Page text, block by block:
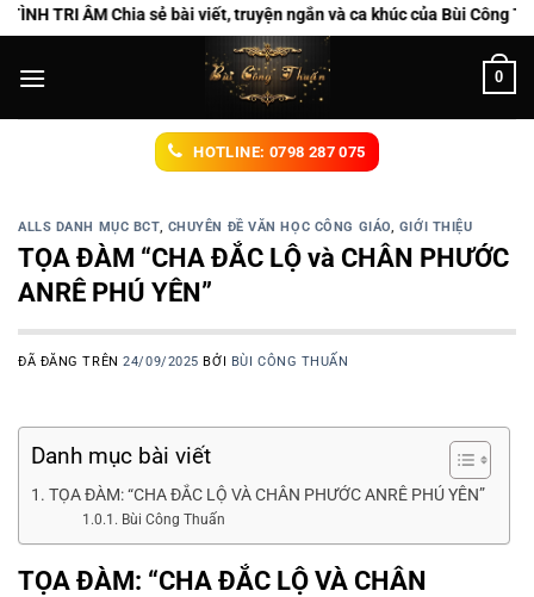
Chuyển
đến
nội
Chia sẻ bài viết, truyện ngắn và ca khúc của Bùi Công Thuấn
0
HOTLINE: 0798 287 075
ALLS DANH MỤC BCT, CHUYÊN ĐỀ VĂN HỌC CÔNG GIÁO, GIỚI THIỆU
TỌA ĐÀM “CHA ĐẮC LỘ và CHÂN PHƯỚC
ANRÊ PHÚ YÊN”
ĐÃ ĐĂNG TRÊN24/09/2025 BỞI BÙI CÔNG THUẤN
Danh mục bài viết
TỌA ĐÀM: “CHA ĐẮC LỘ VÀ CHÂN PHƯỚC ANRÊ PHÚ YÊN”
Bùi Công Thuấn
TỌA ĐÀM: “CHA ĐẮC LỘ VÀ CHÂN